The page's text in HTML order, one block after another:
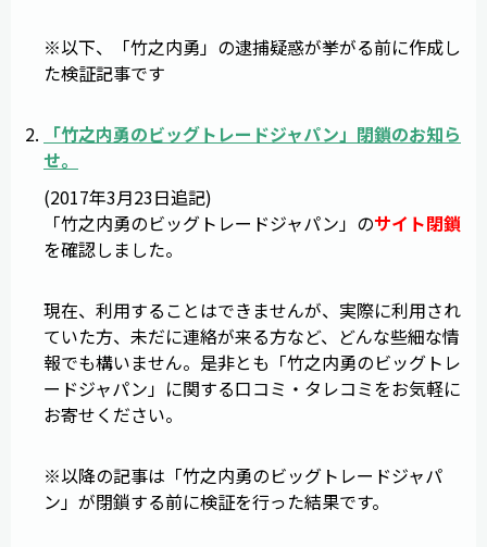
※以下、「竹之内勇」の逮捕疑惑が挙がる前に作成し
た検証記事です
「竹之内勇のビッグトレードジャパン 」閉鎖のお知ら
せ。
(2017年3月23日追記)
「竹之内勇のビッグトレードジャパン」のサイト閉鎖
を確認しました。
現在、利用することはできませんが、実際に利用され
ていた方、未だに連絡が来る方など、どんな些細な情
報でも構いません。是非とも「竹之内勇のビッグトレ
ードジャパン」に関する口コミ・タレコミをお気軽に
お寄せください。
※以降の記事は「竹之内勇のビッグトレードジャパ
ン」が閉鎖する前に検証を行った結果です。